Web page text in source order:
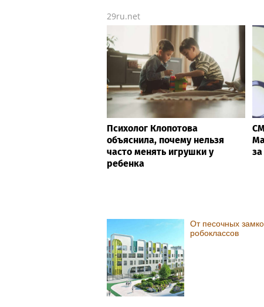
29ru.net
Психолог Клопотова
объяснила, почему нельзя
часто менять игрушки у
ребенка
От песочных
робоклассов